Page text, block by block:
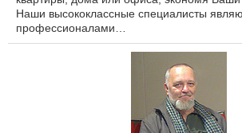
Наши высококлассные специалисты
профессионалами…